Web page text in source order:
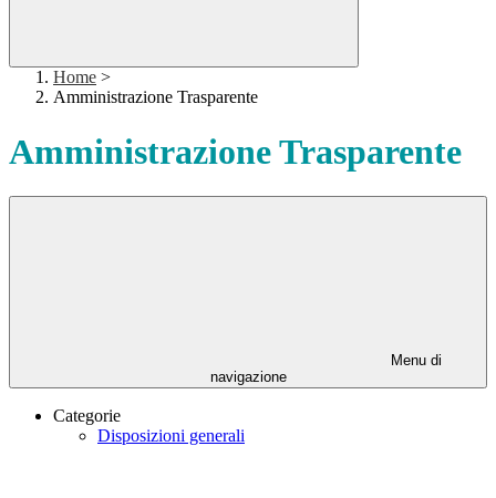
Home >
Amministrazione Trasparente
Amministrazione Trasparente
Menu di
navigazione
Categorie
Disposizioni generali